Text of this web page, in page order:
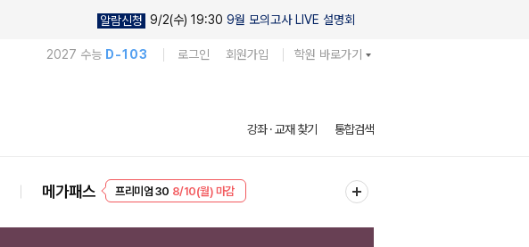
알람신청 9/2(수) 19:30 9월 모의고사 LIVE 설명회
2027 수능 D-103 로그인 회원가입 학원 바로가기
강좌 · 교재 찾기 통합검색
메가패스
EVENT 8/10(월) 마감